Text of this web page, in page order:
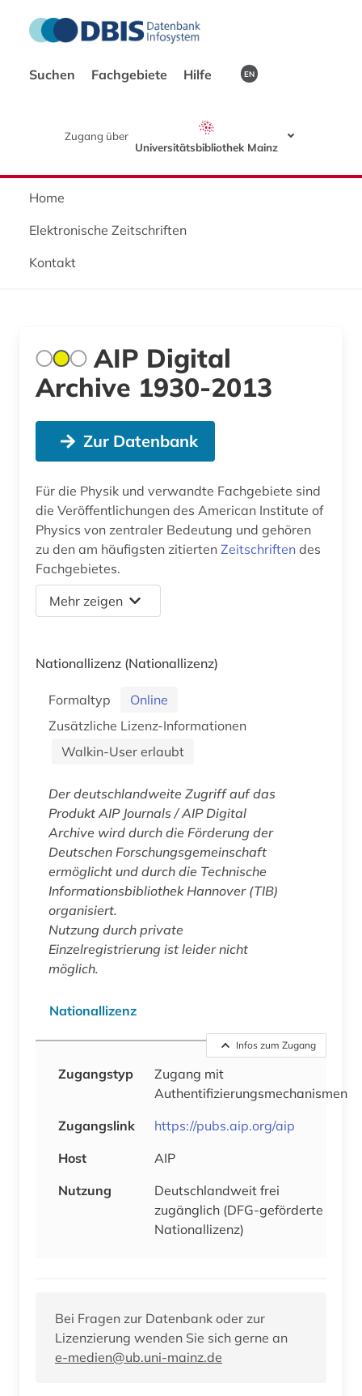
Suchen Fachgebiete Hilfe EN
Zugang über
Universitätsbibliothek Mainz
Home
Elektronische Zeitschriften
Kontakt
AIP Digital
Archive 1930-2013
Zur Datenbank
Für die Physik und verwandte Fachgebiete sind
die Veröffentlichungen des American Institute of
Physics von zentraler Bedeutung und gehören
zu den am häufigsten zitierten Zeitschriften des
Fachgebietes.
Mehr zeigen
Nationallizenz (Nationallizenz)
Formaltyp
Online
Zusätzliche Lizenz-Informationen
Walkin-User erlaubt
Der deutschlandweite Zugriff auf das
Produkt AIP Journals / AIP Digital
Archive wird durch die Förderung der
Deutschen Forschungsgemeinschaft
ermöglicht und durch die Technische
Informationsbibliothek Hannover (TIB)
organisiert.
Nutzung durch private
Einzelregistrierung ist leider nicht
möglich.
Nationallizenz
Infos zum Zugang
Zugangstyp
Zugang mit
Authentifizierungsmechanismen
Zugangslink
https://pubs.aip.org/aip
Host
AIP
Nutzung
Deutschlandweit frei
zugänglich (DFG-geförderte
Nationallizenz)
Bei Fragen zur Datenbank oder zur
Lizenzierung wenden Sie sich gerne an
e-medien@ub.uni-mainz.de